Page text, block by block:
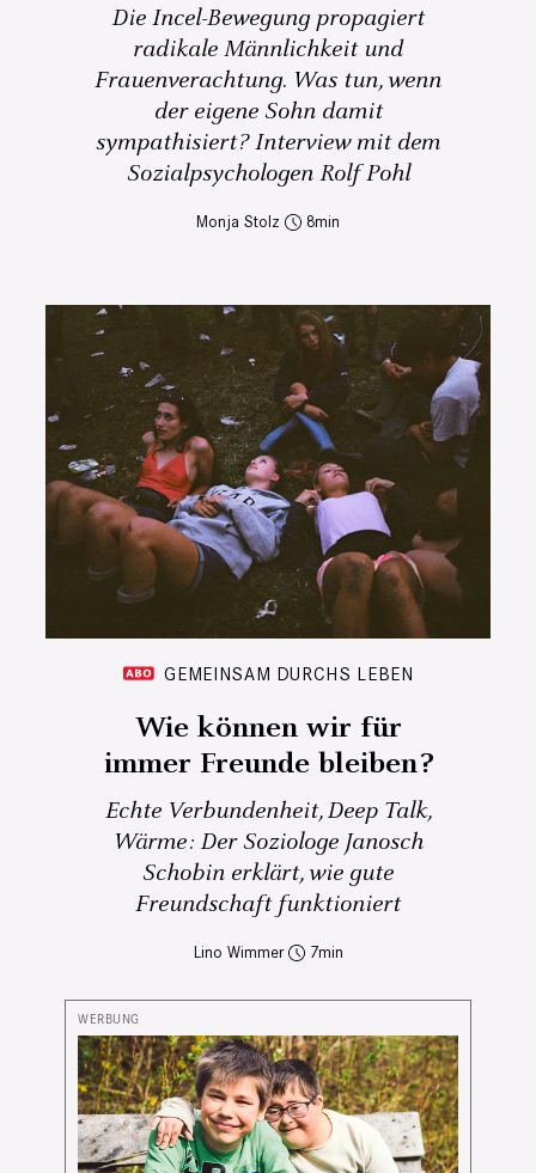
Die Incel-Bewegung propagiert
radikale Männlichkeit und
Frauenverachtung. Was tun, wenn
der eigene Sohn damit
sympathisiert? Interview mit dem
Sozialpsychologen Rolf Pohl
Monja Stolz 8
GEMEINSAM DURCHS LEBEN
Wie können wir für
immer Freunde bleiben?
Echte Verbundenheit, Deep Talk,
Wärme: Der Soziologe Janosch
Schobin erklärt, wie gute
Freundschaft funktioniert
Lino Wimmer 7